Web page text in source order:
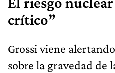
crítico”
Grossi viene
sobre la gravedad de